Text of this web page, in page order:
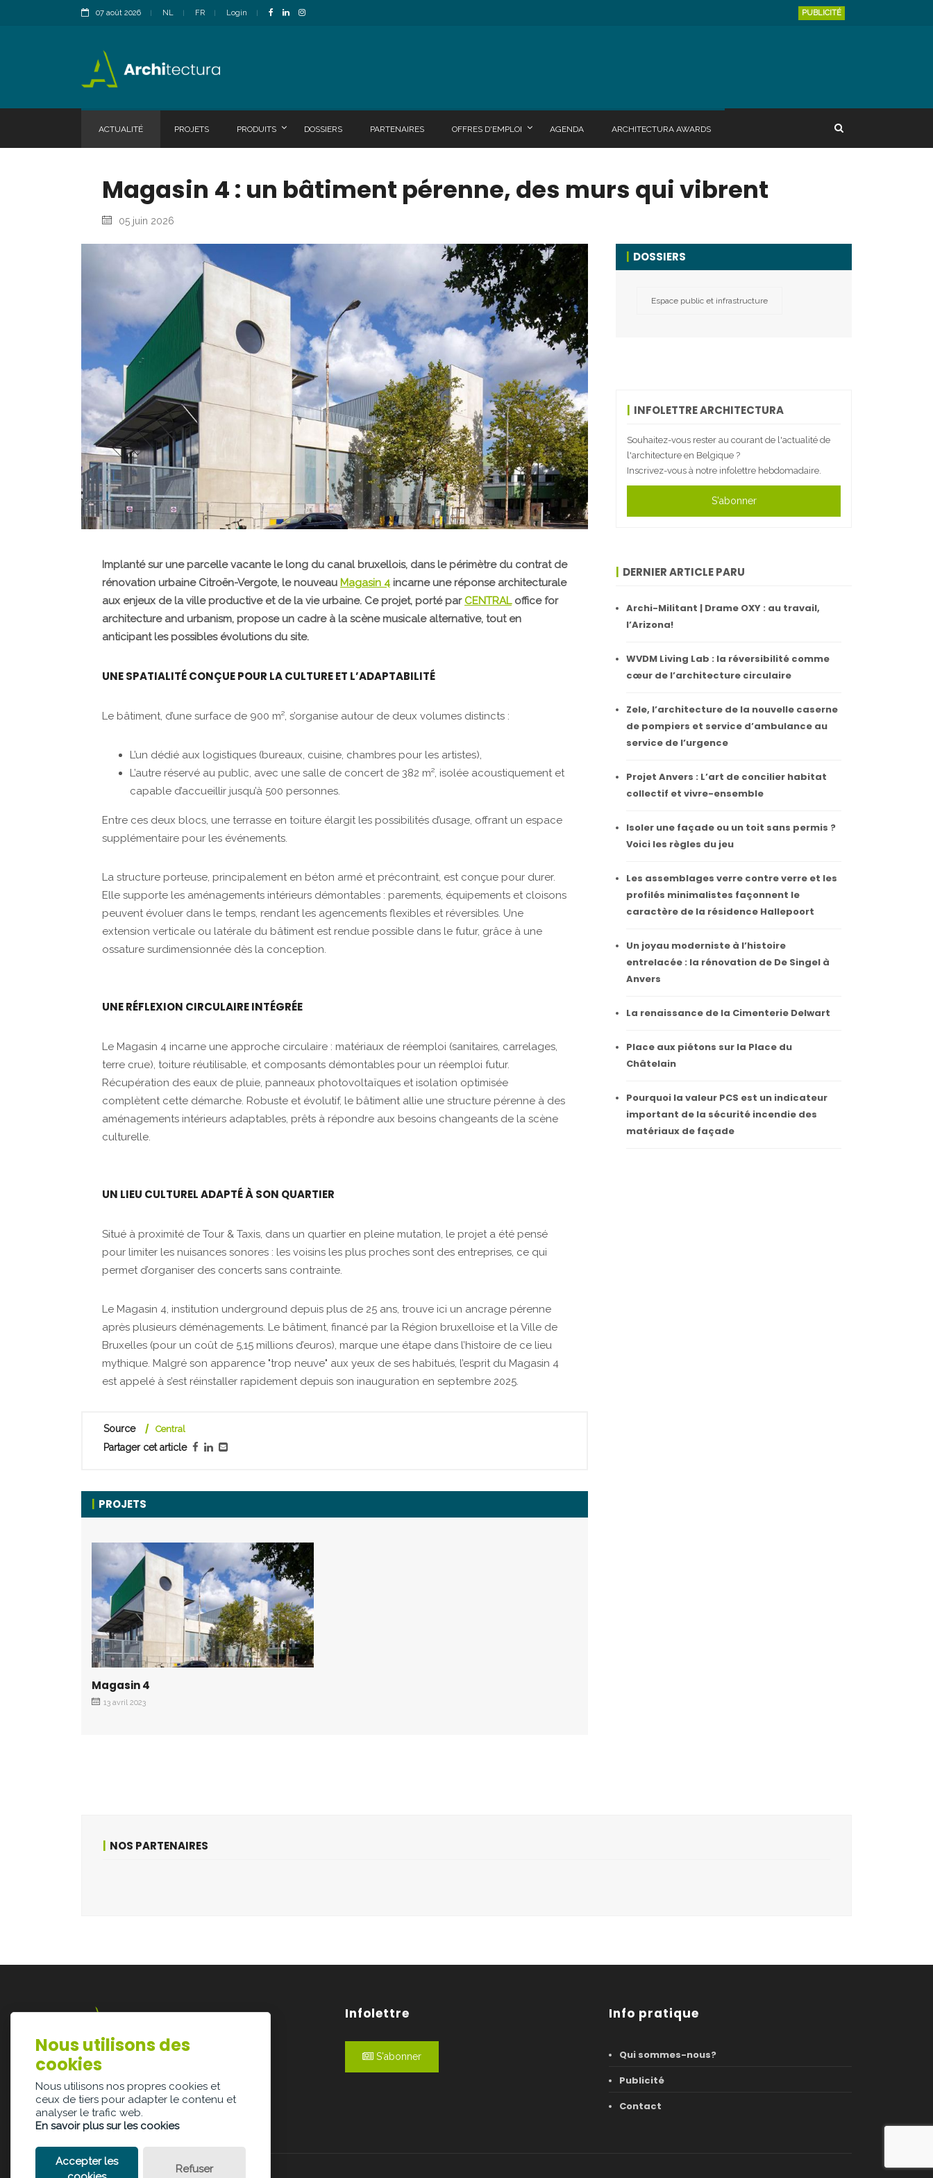
07 août 2026 NL FR Login PUBLICITÉ
ACTUALITÉ PROJETS PRODUITS DOSSIERS PARTENAIRES OFFRES D'EMPLOI AGENDA ARCHITECTURA AWARDS
Magasin 4 : un bâtiment pérenne, des murs qui vibrent
05 juin 2026
Implanté sur une parcelle vacante le long du canal bruxellois, dans le périmètre du contrat de
rénovation urbaine Citroën-Vergote, le nouveau Magasin 4 incarne une réponse architecturale
aux enjeux de la ville productive et de la vie urbaine. Ce projet, porté par CENTRALoffice for
architecture and urbanism, propose un cadre à la scène musicale alternative, tout en
anticipant les possibles évolutions du site.
UNE SPATIALITÉ CONÇUE POUR LA CULTURE ET L’ADAPTABILITÉ
Le bâtiment, d’une surface de 900 m², s’organise autour de deux volumes distincts :
L’un dédié aux logistiques (bureaux, cuisine, chambres pour les artistes),
L’autre réservé au public, avec une salle de concert de 382 m², isolée acoustiquement et
capable d’accueillir jusqu’à 500 personnes.
Entre ces deux blocs, une terrasse en toiture élargit les possibilités d’usage, offrant un espace
supplémentaire pour les événements.
La structure porteuse, principalement en béton armé et précontraint, est conçue pour durer.
Elle supporte les aménagements intérieurs démontables : parements, équipements et cloisons
peuvent évoluer dans le temps, rendant les agencements flexibles et réversibles. Une
extension verticale ou latérale du bâtiment est rendue possible dans le futur, grâce à une
ossature surdimensionnée dès la conception.
UNE RÉFLEXION CIRCULAIRE INTÉGRÉE
Le Magasin 4 incarne une approche circulaire : matériaux de réemploi (sanitaires, carrelages,
terre crue), toiture réutilisable, et composants démontables pour un réemploi futur.
Récupération des eaux de pluie, panneaux photovoltaïques et isolation optimisée
complètent cette démarche. Robuste et évolutif, le bâtiment allie une structure pérenne à des
aménagements intérieurs adaptables, prêts à répondre aux besoins changeants de la scène
culturelle.
UN LIEU CULTUREL ADAPTÉ À SON QUARTIER
Situé à proximité de Tour & Taxis, dans un quartier en pleine mutation, le projet a été pensé
pour limiter les nuisances sonores : les voisins les plus proches sont des entreprises, ce qui
permet d’organiser des concerts sans contrainte.
Le Magasin 4, institution underground depuis plus de 25 ans, trouve ici un ancrage pérenne
après plusieurs déménagements. Le bâtiment, financé par la Région bruxelloise et la Ville de
Bruxelles (pour un coût de 5,15 millions d’euros), marque une étape dans l’histoire de ce lieu
mythique. Malgré son apparence "trop neuve" aux yeux de ses habitués, l’esprit du Magasin 4
est appelé à s’est réinstaller rapidement depuis son inauguration en septembre 2025.
Source Central
Partager cet article
PROJETS
Magasin 4
13 avril 2023
DOSSIERS
Espace public et infrastructure
INFOLETTRE ARCHITECTURA
Souhaitez-vous rester au courant de l'actualité de
l'architecture en Belgique ?
Inscrivez-vous à notre infolettre hebdomadaire.
S'abonner
DERNIER ARTICLE PARU
Archi-Militant | Drame OXY : au travail,
l’Arizona!
WVDM Living Lab : la réversibilité comme
cœur de l’architecture circulaire
Zele, l’architecture de la nouvelle caserne
de pompiers et service d’ambulance au
service de l’urgence
Projet Anvers : L’art de concilier habitat
collectif et vivre-ensemble
Isoler une façade ou un toit sans permis ?
Voici les règles du jeu
Les assemblages verre contre verre et les
profilés minimalistes façonnent le
caractère de la résidence Hallepoort
Un joyau moderniste à l’histoire
entrelacée : la rénovation de De Singel à
Anvers
La renaissance de la Cimenterie Delwart
Place aux piétons sur la Place du
Châtelain
Pourquoi la valeur PCS est un indicateur
important de la sécurité incendie des
matériaux de façade
NOS PARTENAIRES
Lazarijstraat 168
3500 Hasselt
Infolettre
S'abonner
Info pratique
Qui sommes-nous?
Publicité
Contact
Nous utilisons des
cookies
Nous utilisons nos propres cookies et
ceux de tiers pour adapter le contenu et
analyser le trafic web.
En savoir plus sur les cookies
Accepter les
Refuser